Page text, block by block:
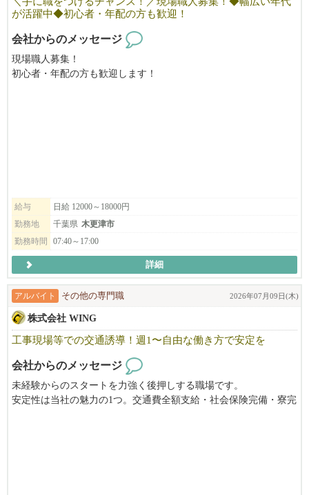
が活躍中◆初心者・年配の方も歓迎！
会社からのメッセージ
現場職人募集！
初心者・年配の方も歓迎します！
ムーズです。
給与
日給 12000～18000円
勤務地
千葉県 木更津市
勤務時間
07:40～17:00
詳細
アルバイト その他の専門職 2026年07月09日(木)
株式会社 WING
工事現場等での交通誘導！週1〜自由な働き方で安定を
会社からのメッセージ
未経験からのスタートを力強く後押しする職場です。
安定性は当社の魅力の1つ。交通費全額支給・社会保険完備・寮完